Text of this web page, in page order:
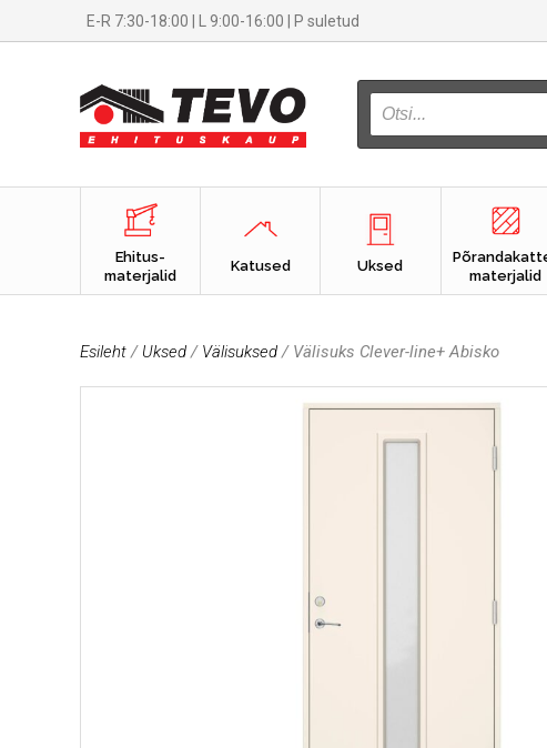
E-R 7:30-18:00 | L 9:00-16:00 | P suletud
PRODUCTS
SEARCH
Ehitus-
materjalid
Katused Uksed
materjalid
Esileht/ Uksed/ Välisuksed/ Välisuks Clever-line+ Abisko